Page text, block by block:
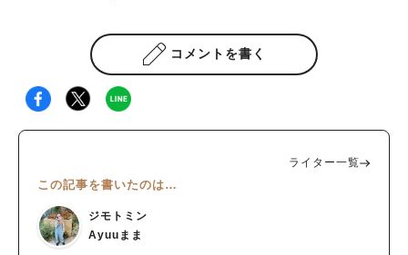
コメントを書く
ライター一覧
この記事を書いたのは…
ジモトミン
Ayuuまま